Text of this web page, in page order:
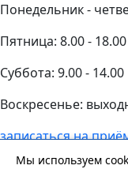
Понедельник -
Пятница: 8.00 - 18.00
Суббота: 9.00 - 14.00
Воскресенье:
записаться на
Сайт носит
Мы используем